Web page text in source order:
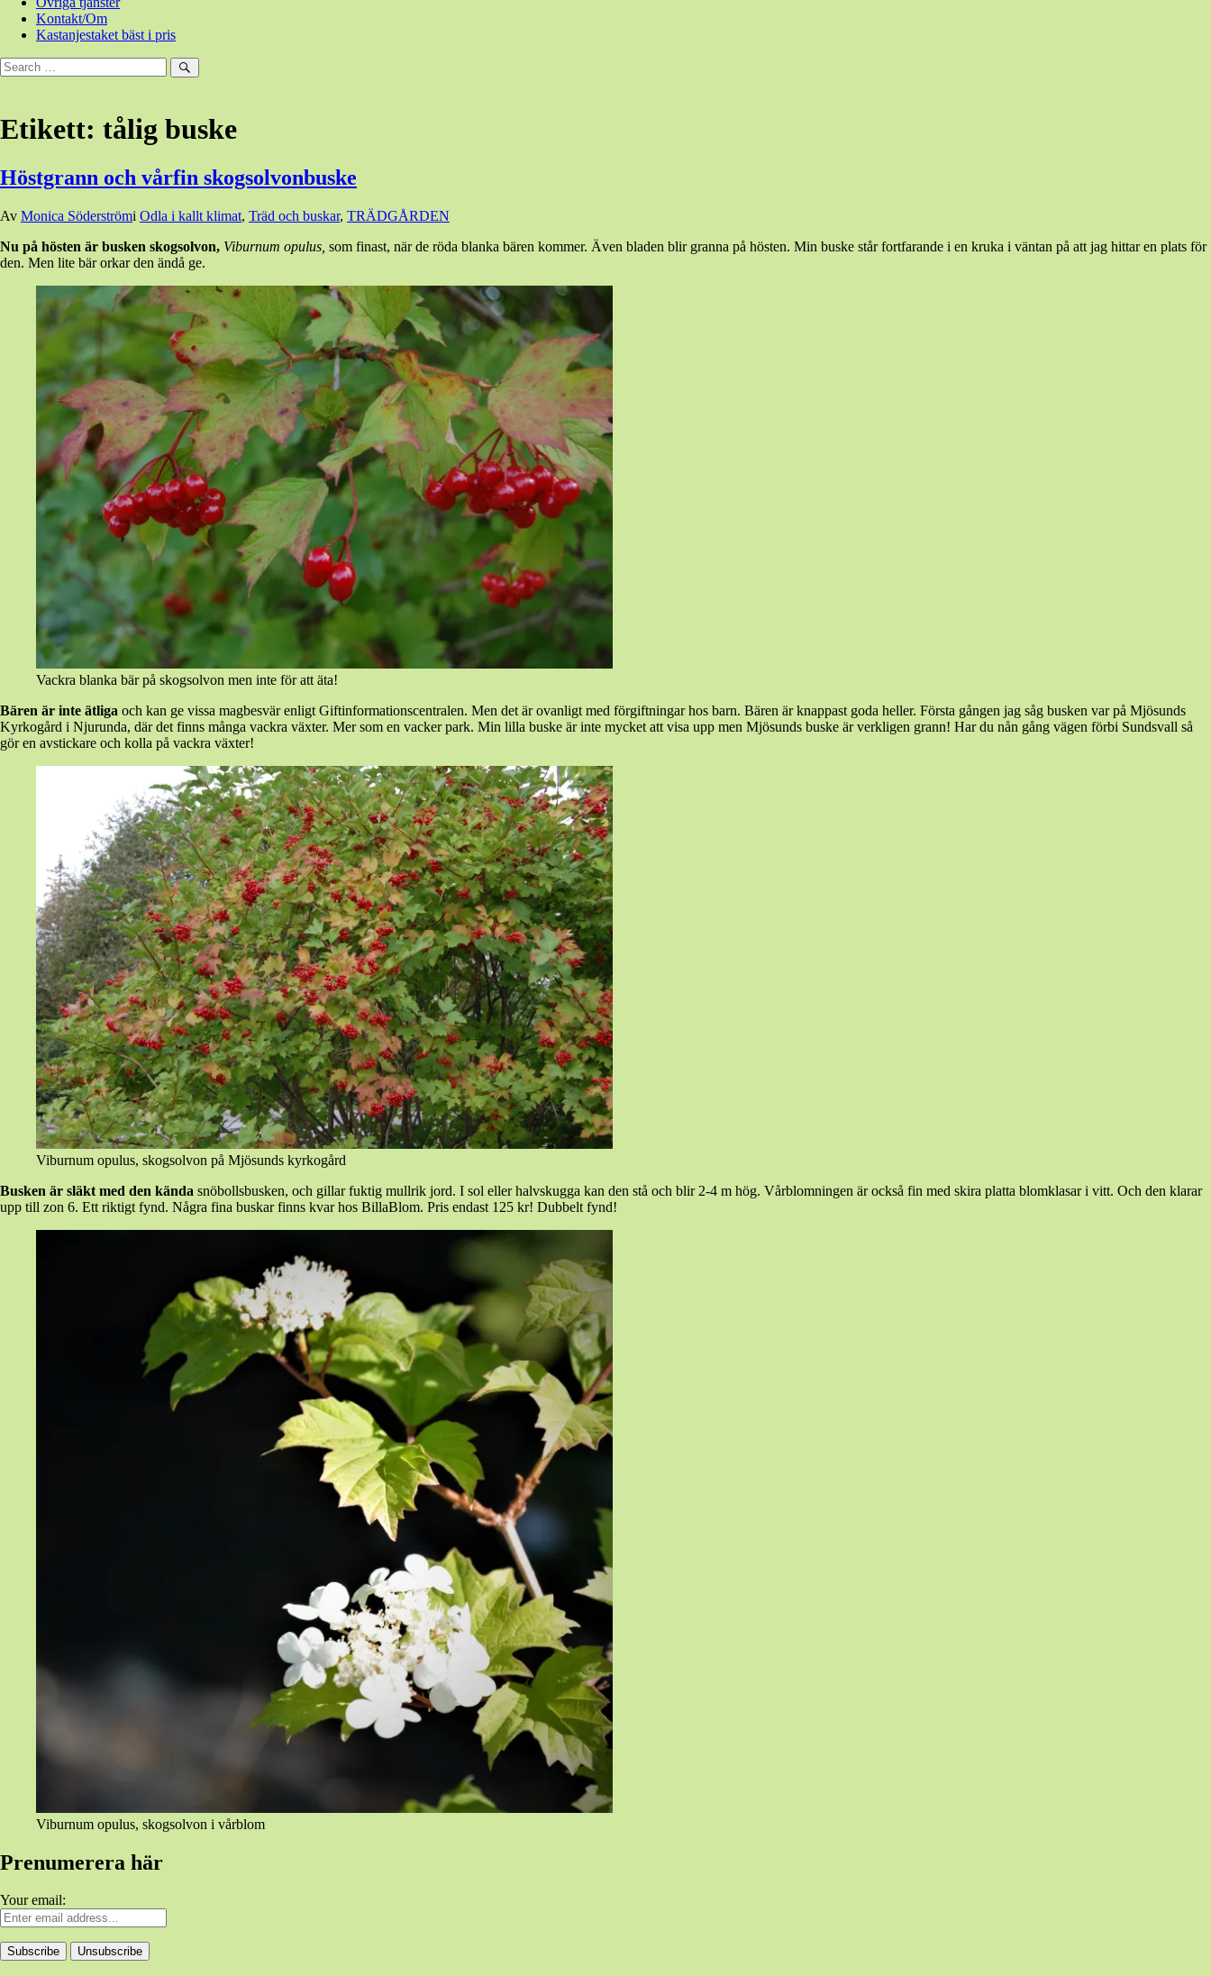
Kontakt/Om
Kastanjestaket bäst i pris
Sök
efter:
Sök
Etikett: tålig buske
Höstgrann och vårfin skogsolvonbuske
Den
september,
2018
Av Monica Söderströmi Odla i kallt klimat, Träd och buskar, TRÄDGÅRDEN
Nu på hösten är busken skogsolvon, Viburnum opulus, som finast, när de röda blanka bären kommer. Även bladen blir granna på hösten. Min buske står fortfarande i en kruka i väntan på att jag hittar en plats för
den. Men lite bär orkar den ändå ge.
Vackra blanka bär på skogsolvon men inte för att äta!
Bären är inte ätliga och kan ge vissa magbesvär enligt Giftinformationscentralen. Men det är ovanligt med förgiftningar hos barn. Bären är knappast goda heller. Första gången jag såg busken var på Mjösunds
Kyrkogård i Njurunda, där det finns många vackra växter. Mer som en vacker park. Min lilla buske är inte mycket att visa upp men Mjösunds buske är verkligen grann! Har du nån gång vägen förbi Sundsvall så
gör en avstickare och kolla på vackra växter!
Viburnum opulus, skogsolvon på Mjösunds kyrkogård
Busken är släkt med den kända snöbollsbusken, och gillar fuktig mullrik jord. I sol eller halvskugga kan den stå och blir 2-4 m hög. Vårblomningen är också fin med skira platta blomklasar i vitt. Och den klarar
upp till zon 6. Ett riktigt fynd. Några fina buskar finns kvar hos BillaBlom. Pris endast 125 kr! Dubbelt fynd!
Viburnum opulus, skogsolvon i vårblom
Prenumerera här
Your email: